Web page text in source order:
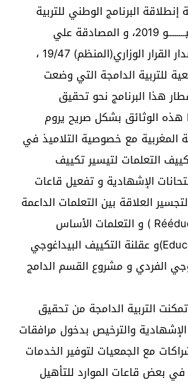
البرنامج الوطني للتربية
الدامجة في 26 يــــــــــونيــــــــو 2019، و المصادقة علي
القانون الإطار 17/51و إصدار القرار الوزاري(المنظم) 19/47 ،
للتربية الدامجة التي وضعت
هذا البرنامج نحو تحقيق
هذه الوثائق بشكل صريح يروم
المغربية مع خصوصية التلاميذ في
التعلمات لتيسير تكييف
الإشهادية و تفعيل قاعات
العلاقة بين التعلمات الداعمة
)التدخل التأهيلي Rééducation ) و التعلمات الأساس
(الممارسة التربوية Education)و عقلنة التكييف البيداغوجي
الفردي و مشروع القسم الدامج
التربية الدامجة من تحقيق
والترخيص بدخول مرافقات
مع الجمعيات لتوفير الخدمات
في بعض قاعات الموارد للتأهيل